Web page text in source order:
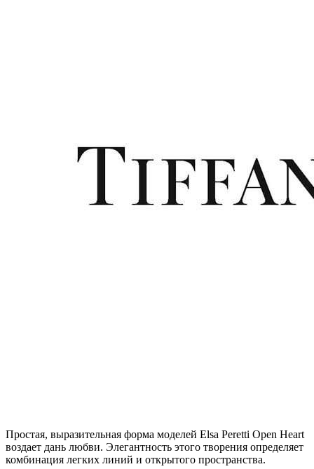
Простая, выразительная форма моделей Elsa Peretti Open Heart
воздает дань любви. Элегантность этого творения определяет
комбинация легких линий и открытого пространства.